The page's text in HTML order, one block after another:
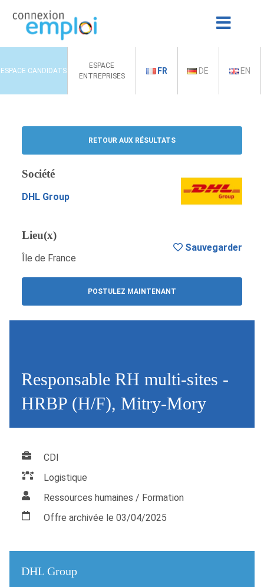
ESPACE CANDIDATS
ESPACE
ENTREPRISES
FR DE EN
RETOUR AUX RÉSULTATS
Société
DHL Group
Lieu(x)
Île de France
POSTULEZ MAINTENANT
Sauvegarder
Responsable RH multi-sites -
HRBP (H/F), Mitry-Mory
CDI
Logistique
Ressources humaines / Formation
Offre archivée le 03/04/2025
DHL Group